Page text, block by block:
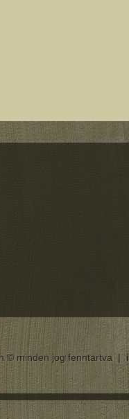
© minden jog fenntartva |